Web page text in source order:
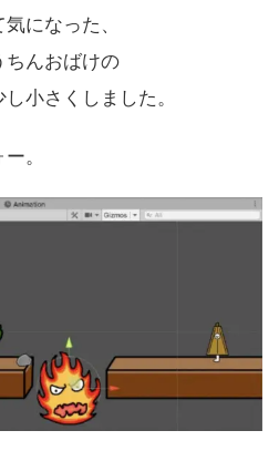
になった、
ちんおばけの
小さくしました。
。